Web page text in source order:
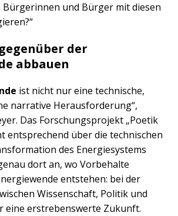
und Bürger mit diesen
der
abbauen
ist nicht nur eine technische,
narrative Herausforderung“,
Das Forschungsprojekt „Poetik
entsprechend über die technischen
des Energiesystems
dort an, wo Vorbehalte
entstehen: bei der
Wissenschaft, Politik und
eine erstrebenswerte Zukunft.